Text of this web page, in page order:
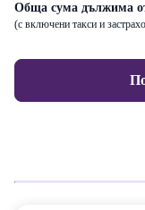
Обща сума дължима
(с включени такси и